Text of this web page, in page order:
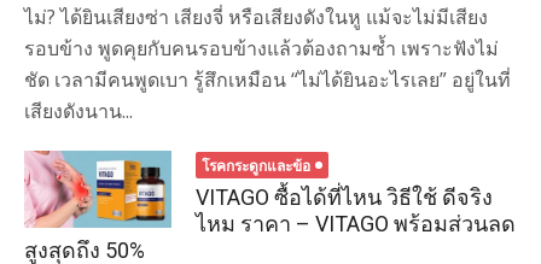
ไม่? ได้ยินเสียงซ่า เสียงจี่ หรือเสียงดังในหู แม้จะไม่มีเสียง
รอบข้าง พูดคุยกับคนรอบข้างแล้วต้องถามซ้ำ เพราะฟังไม่
ชัด เวลามีคนพูดเบา รู้สึกเหมือน “ไม่ได้ยินอะไรเลย” อยู่ในที่
เสียงดังนาน...
โรคกระดูกและข้อ
VITAGO ซื้อได้ที่ไหน วิธีใช้ ดีจริง
ไหม ราคา – VITAGO พร้อมส่วนลด
สูงสุดถึง 50%